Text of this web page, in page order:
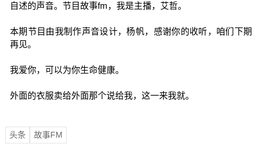
自述的声音。节目故事fm，我是主播，艾哲。
本期节目由我制作声音设计，杨帆，感谢你的收听，咱们下期
再见。
我爱你，可以为你生命健康。
外面的衣服卖给外面那个说给我，这一来我就。
头条 故事FM